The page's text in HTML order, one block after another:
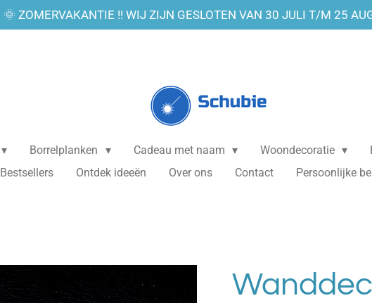
🌞 ZOMERVAKANTIE !! WIJ ZIJN GESLOTEN VAN 30 JULI T/M 25
Borrelplanken Cadeau met naam Woondecoratie
Bestsellers Ontdek ideeën Over ons Contact Persoonlijke